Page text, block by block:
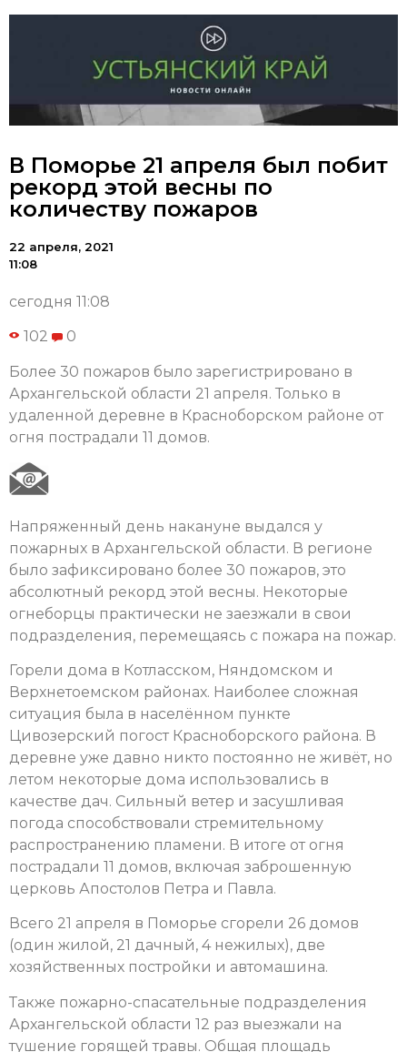
В Поморье 21 апреля был побит
рекорд этой весны по
количеству пожаров
22 апреля, 2021
11:08
сегодня 11:08
102 0
Более 30 пожаров было зарегистрировано в
Архангельской области 21 апреля. Только в
удаленной деревне в Красноборском районе от
огня пострадали 11 домов.
Напряженный день накануне выдался у
пожарных в Архангельской области. В регионе
было зафиксировано более 30 пожаров, это
абсолютный рекорд этой весны. Некоторые
огнеборцы практически не заезжали в свои
подразделения, перемещаясь с пожара на пожар.
Горели дома в Котласском, Няндомском и
Верхнетоемском районах. Наиболее сложная
ситуация была в населённом пункте
Цивозерский погост Красноборского района. В
деревне уже давно никто постоянно не живёт, но
летом некоторые дома использовались в
качестве дач. Сильный ветер и засушливая
погода способствовали стремительному
распространению пламени. В итоге от огня
пострадали 11 домов, включая заброшенную
церковь Апостолов Петра и Павла.
Всего 21 апреля в Поморье сгорели 26 домов
(один жилой, 21 дачный, 4 нежилых), две
хозяйственных постройки и автомашина.
Также пожарно-спасательные подразделения
Архангельской области 12 раз выезжали на
тушение горящей травы. Общая площадь